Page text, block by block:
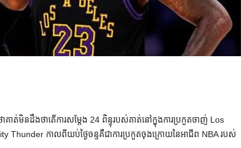
ត់មិនដឹងថាតើការសម្តែង 24 ពិន្ទុរបស់គាត់នៅក្នុងការប្រកួតចាញ់ Los
Thunder កាលពីយប់ថ្ងៃចន្ទគឺជាការប្រកួតចុងក្រោយនៃអាជីព NBA របស់